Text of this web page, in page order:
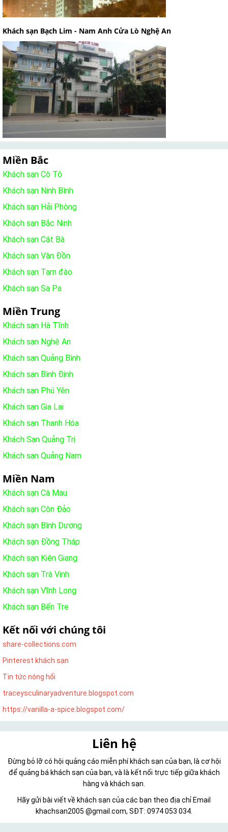
Khách sạn Bạch Lim - Nam Anh Cửa Lò Nghệ An
Miền Bắc
Khách sạn Cô Tô
Khách sạn Ninh Bình
Khách sạn Hải Phòng
Khách sạn Bắc Ninh
Khách sạn Cát Bà
Khách sạn Vân Đồn
Khách sạn Tam đào
Khách sạn Sa Pa
Miền Trung
Khách sạn Hà Tĩnh
Khách sạn Nghệ An
Khách sạn Quảng Bình
Khách sạn Bình Định
Khách sạn Phú Yên
Khách sạn Gia Lai
Khách sạn Thanh Hóa
Khách Sạn Quảng Trị
Khách sạn Quảng Nam
Miền Nam
Khách sạn Cà Mau
Khách sạn Côn Đảo
Khách sạn Bình Dương
Khách sạn Đồng Tháp
Khách sạn Kiên Giang
Khách sạn Trà Vinh
Khách sạn Vĩnh Long
Khách sạn Bến Tre
Kết nối với chúng tôi
share-collections.com
Pinterest khách sạn
Tin tức nóng hổi
traceysculinaryadventure.blogspot.com
https://vanilla-a-spice.blogspot.com/
Liên hệ
Đừng bỏ lỡ có hội quảng cáo miễn phí khách sạn của bạn, là cơ hội
để quảng bá khách sạn của bạn, và là kết nối trực tiếp giữa khách
hàng và khách sạn.
Hãy gửi bài viết về khách sạn của các bạn theo địa chỉ Email
khachsan2005 @gmail.com, SĐT: 0974 053 034.